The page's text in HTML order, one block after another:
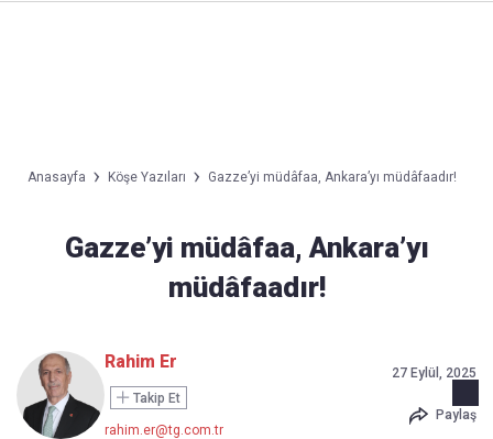
Anasayfa Köşe Yazıları Gazze’yi müdâfaa, Ankara’yı müdâfaadır!
Gazze’yi müdâfaa, Ankara’yı
müdâfaadır!
Rahim Er
Takip Et
rahim.er@tg.com.tr
27 Eylül, 2025
Paylaş